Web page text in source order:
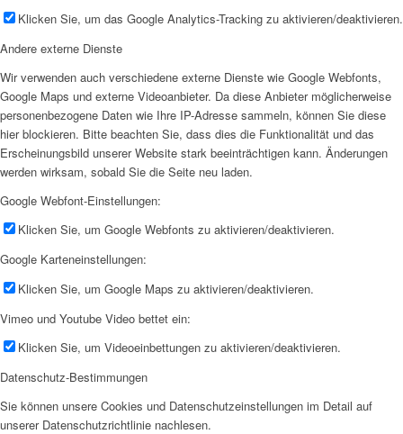
Klicken Sie, um das Google Analytics-Tracking zu aktivieren/deaktivieren.
Andere externe Dienste
Wir verwenden auch verschiedene externe Dienste wie Google Webfonts,
Google Maps und externe Videoanbieter. Da diese Anbieter möglicherweise
personenbezogene Daten wie Ihre IP-Adresse sammeln, können Sie diese
hier blockieren. Bitte beachten Sie, dass dies die Funktionalität und das
Erscheinungsbild unserer Website stark beeinträchtigen kann. Änderungen
werden wirksam, sobald Sie die Seite neu laden.
Google Webfont-Einstellungen:
Klicken Sie, um Google Webfonts zu aktivieren/deaktivieren.
Google Karteneinstellungen:
Klicken Sie, um Google Maps zu aktivieren/deaktivieren.
Vimeo und Youtube Video bettet ein:
Klicken Sie, um Videoeinbettungen zu aktivieren/deaktivieren.
Datenschutz-Bestimmungen
Sie können unsere Cookies und Datenschutzeinstellungen im Detail auf
unserer Datenschutzrichtlinie nachlesen.